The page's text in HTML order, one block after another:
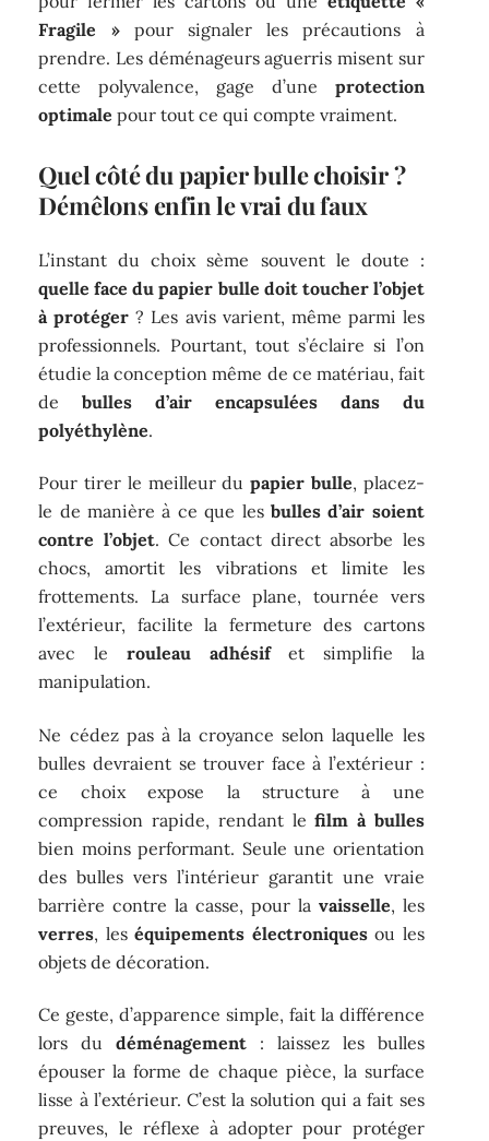
Fragile »pour signaler les précautions à
prendre. Les déménageurs aguerris misent sur
cette polyvalence, gage d’une protection
optimale pour tout ce qui compte vraiment.
Quel côté du papier bulle choisir ?
Démêlons enfin le vrai du faux
L’instant du choix sème souvent le doute :
quelle face du papier bulle doit toucher l’objet
à protéger ? Les avis varient, même parmi les
professionnels. Pourtant, tout s’éclaire si l’on
étudie la conception même de ce matériau, fait
debulles d’air encapsulées dans du
polyéthylène.
Pour tirer le meilleur dupapier bulle, placez-
le de manière à ce que les bulles d’air soient
contre l’objet. Ce contact direct absorbe les
chocs, amortit les vibrations et limite les
frottements. La surface plane, tournée vers
l’extérieur, facilite la fermeture des cartons
avec le rouleau adhésifet simplifie la
manipulation.
Ne cédez pas à la croyance selon laquelle les
bulles devraient se trouver face à l’extérieur :
ce choix expose la structure à une
compression rapide, rendant lefilm à bulles
bien moins performant. Seule une orientation
des bulles vers l’intérieur garantit une vraie
barrière contre la casse, pour la vaisselle, les
verres, leséquipements électroniquesou les
objets de décoration.
Ce geste, d’apparence simple, fait la différence
lors dudéménagement : laissez les bulles
épouser la forme de chaque pièce, la surface
lisse à l’extérieur. C’est la solution qui a fait ses
preuves, le réflexe à adopter pour protéger